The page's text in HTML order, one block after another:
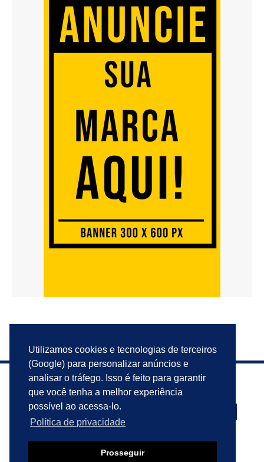
Utilizamos cookies e tecnologias de terceiros
(Google) para personalizar anúncios e
analisar o tráfego. Isso é feito para garantir
que você tenha a melhor experiência
possível ao acessa-lo.
Política de privacidade
Prosseguir
PRIVACIDADE ANUNCIE